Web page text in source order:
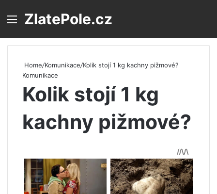
Menu
ZlatePole.cz
Home/Komunikace/Kolik stojí 1 kg kachny pižmové?
Komunikace
Kolik stojí 1 kg
kachny pižmové?